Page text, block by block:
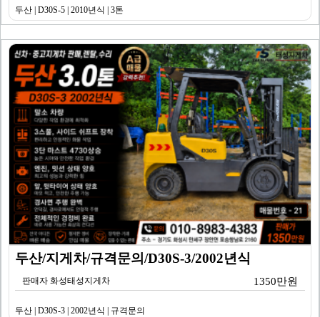
두산 | D30S-5 | 2010년식 | 3톤
두산/지게차/규격문의/D30S-3/2002년식
판매자 화성태성지게차 1350만원
두산 | D30S-3 | 2002년식 | 규격문의